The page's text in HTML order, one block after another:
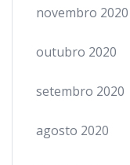
novembro 2020
outubro 2020
setembro 2020
agosto 2020